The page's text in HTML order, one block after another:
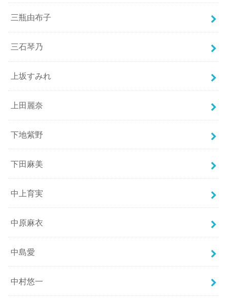
三瓶由布子
三石琴乃
上坂すみれ
上田麗奈
下地紫野
下田麻美
中上育実
中原麻衣
中島愛
中村悠一